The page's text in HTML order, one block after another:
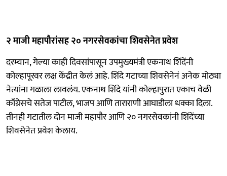
२ माजी महापौरांसह २० नगरसेवकांचा शिवसेनेत प्रवेश
दरम्यान, गेल्या काही दिवसांपासून उपमुख्यमंत्री एकनाथ शिंदेंनी
कोल्हापूरवर लक्ष केंद्रीत केलं आहे. शिंदे गटाच्या शिवसेनेनं अनेक मोठ्या
नेत्यांना गळाला लावलंय. एकनाथ शिंदे यांनी कोल्हापुरात एकाच वेळी
काँग्रेसचे सतेज पाटील, भाजप आणि ताराराणी आघाडीला धक्का दिला.
तीनही गटातील दोन माजी महापौर आणि २० नगरसेवकांनी शिंदेंच्या
शिवसेनेत प्रवेश केलाय.